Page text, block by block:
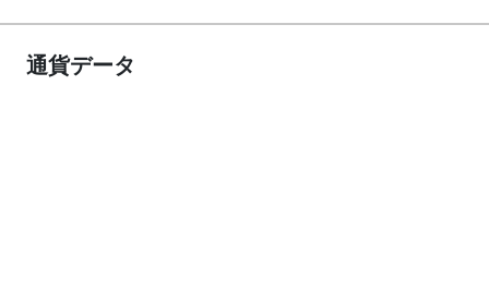
通貨データ